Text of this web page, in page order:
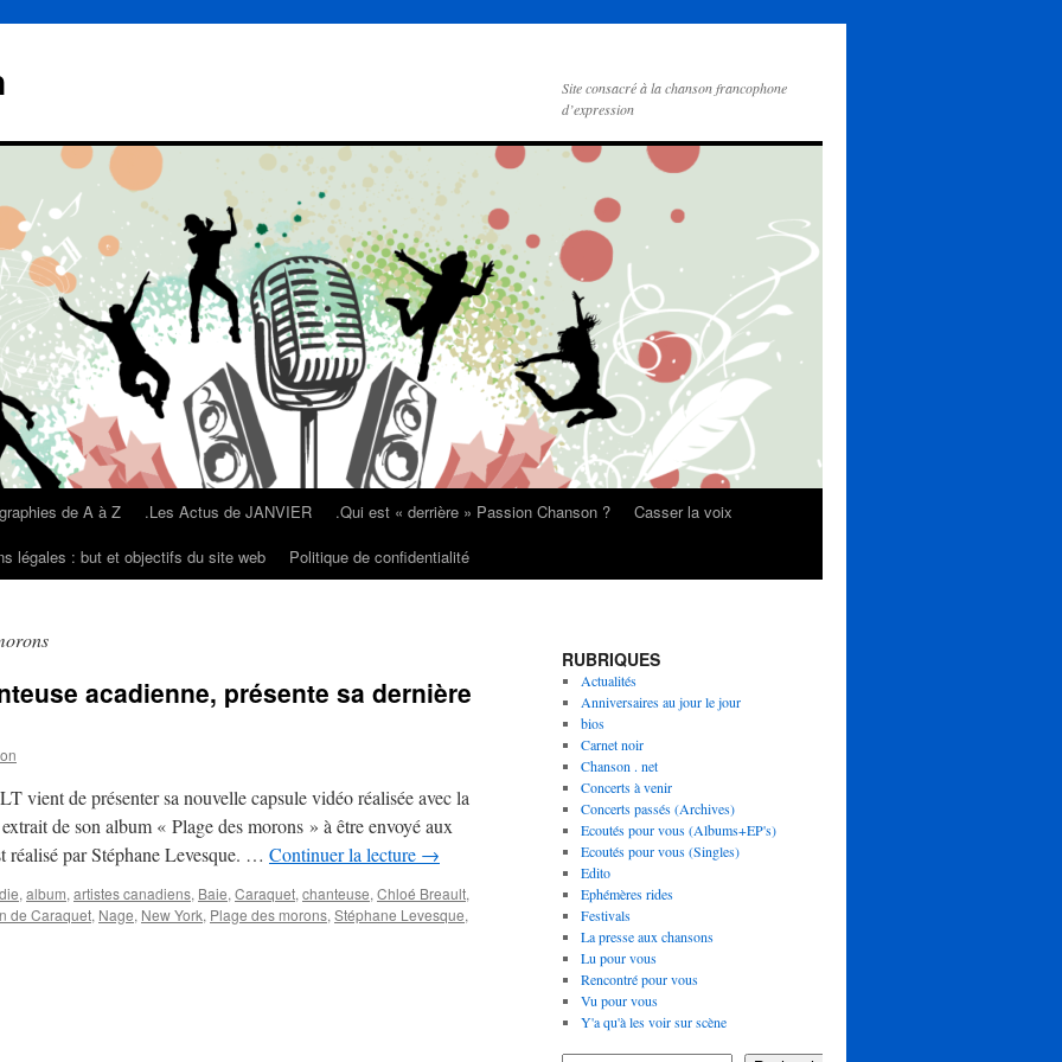
Site consacré à la chanson francophone
d’expression
de A à Z .Les Actus de JANVIER .Qui est « derrière » Passion Chanson ?
Casser la voix
légales : but et objectifs du site web Politique de confidentialité
acadienne, présente sa dernière
vient de présenter sa nouvelle capsule vidéo réalisée avec la
de son album « Plage des morons » à être envoyé aux
réalisé par Stéphane Levesque. … Continuer la lecture →
, album, artistes canadiens, Baie, Caraquet, chanteuse, Chloé Breault,
de Caraquet, Nage, New York, Plage des morons, Stéphane Levesque,
RUBRIQUES
Actualités
Anniversaires au jour le jour
bios
Carnet noir
Chanson . net
Concerts à venir
Concerts passés (Archives)
Ecoutés pour vous (Albums+EP's)
Ecoutés pour vous (Singles)
Edito
Ephémères rides
Festivals
La presse aux chansons
Lu pour vous
Rencontré pour vous
Vu pour vous
Y'a qu'à les voir sur scène